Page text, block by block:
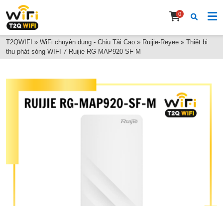
0
T2QWIFI » WiFi chuyên dụng - Chịu Tải Cao » Ruijie-Reyee » Thiết bị
thu phát sóng WIFI 7 Ruijie RG-MAP920-SF-M